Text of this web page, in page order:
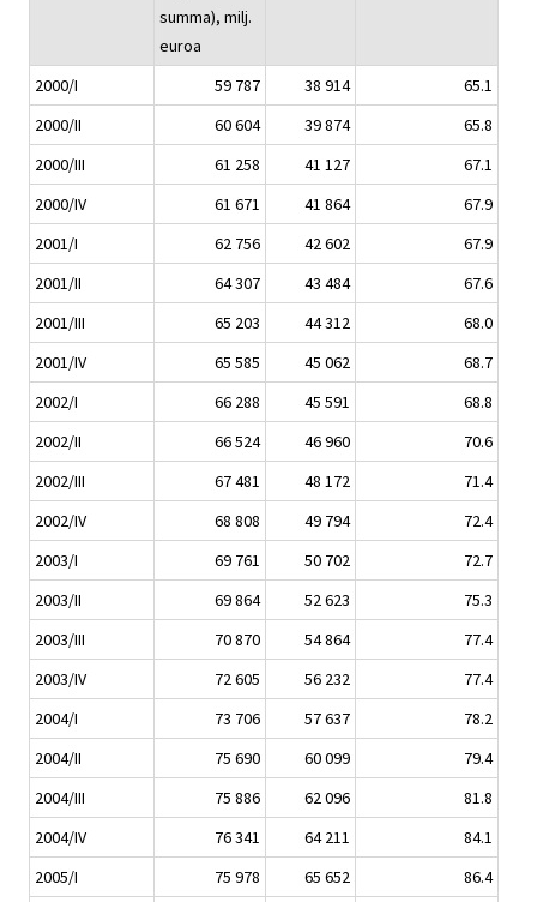
summa), milj.
euroa
2000/I 59 787 38 914
65.1
2000/II
60 604 39 874
65.8
2000/III
61 258 41 127
67.1
2000/IV
61 671 41 864
67.9
2001/I
62 756 42 602
67.9
2001/II
64 307 43 484
67.6
2001/III
65 203 44 312
68.0
2001/IV
65 585 45 062
68.7
2002/I
66 288 45 591
68.8
2002/II
66 524 46 960
70.6
2002/III
67 481 48 172
71.4
2002/IV
68 808 49 794
72.4
2003/I
69 761 50 702
72.7
2003/II
69 864 52 623
75.3
2003/III
70 870 54 864
77.4
2003/IV
72 605 56 232
77.4
2004/I
73 706 57 637
78.2
2004/II
75 690 60 099
79.4
2004/III
75 886 62 096
81.8
2004/IV
76 341 64 211
84.1
2005/I
75 978 65 652
86.4